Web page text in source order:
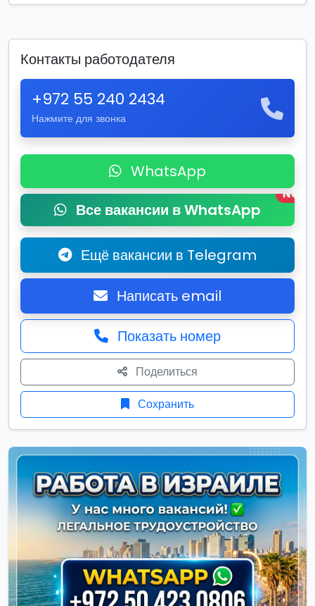
Контакты работодателя
+972 55 240 2434
Нажмите для звонка
WhatsApp
Все вакансии в WhatsApp
New
Ещё вакансии в Telegram
Написать email
Показать номер
Поделиться
Сохранить